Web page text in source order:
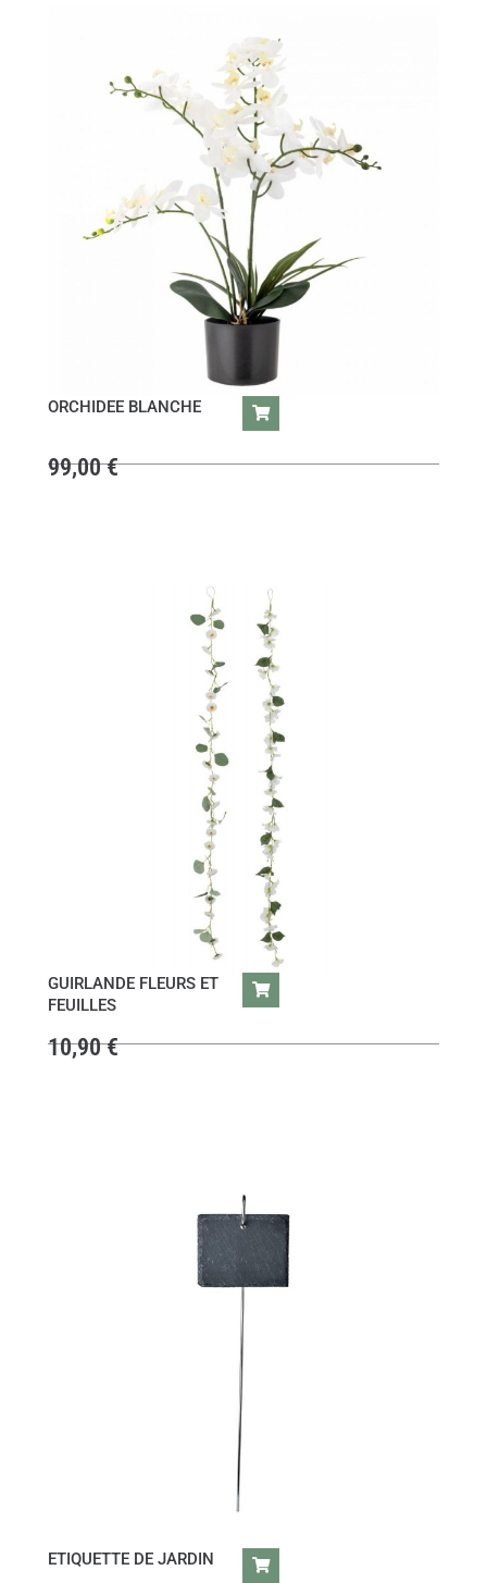
ORCHIDEE BLANCHE
99,00€
GUIRLANDE FLEURS ET
FEUILLES
10,90€
ETIQUETTE DE JARDIN